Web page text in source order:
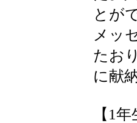
とが
メッ
たお
に献
【1